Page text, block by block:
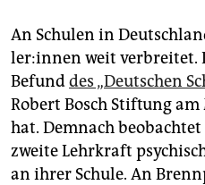
abo
genossenschaft
epaper login
An Schulen in
le­r:in­nen weit verbreitet.
Befunddes „Deutschen
Robert Bosch Stiftung
hat. Demnach
zweite Lehrkraft
an ihrer Schule. An